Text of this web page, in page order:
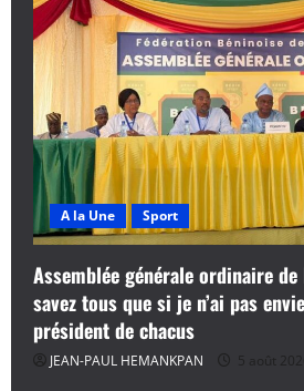
A la Une Sport
Assemblée générale ordinaire
savez tous que si je n’ai pas
président de chacus
JEAN-PAUL HEMANKPAN 5 août 2026